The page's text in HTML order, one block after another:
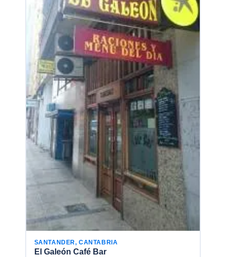
SANTANDER, CANTABRIA
El Galeón Café Bar